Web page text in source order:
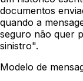
documentos
quando a
seguro não quer
sinistro".
Modelo de